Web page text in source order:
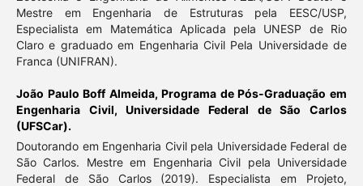
Mestre em Engenharia de Estruturas pela EESC/USP,
Especialista em Matemática Aplicada pela UNESP de Rio
Claro e graduado em Engenharia Civil Pela Universidade de
Franca (UNIFRAN).
João Paulo Boff Almeida,Programa de Pós-Graduação em
Engenharia Civil, Universidade Federal de São Carlos
(UFSCar).
Doutorando em Engenharia Civil pela Universidade Federal de
São Carlos. Mestre em Engenharia Civil pela Universidade
Federal de São Carlos (2019). Especialista em Projeto,